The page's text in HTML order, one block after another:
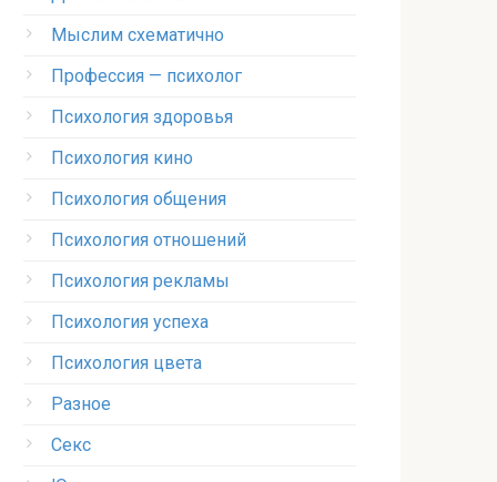
Мыслим схематично
Профессия — психолог
Психология здоровья
Психология кино
Психология общения
Психология отношений
Психология рекламы
Психология успеха
Психология цвета
Разное
Секс